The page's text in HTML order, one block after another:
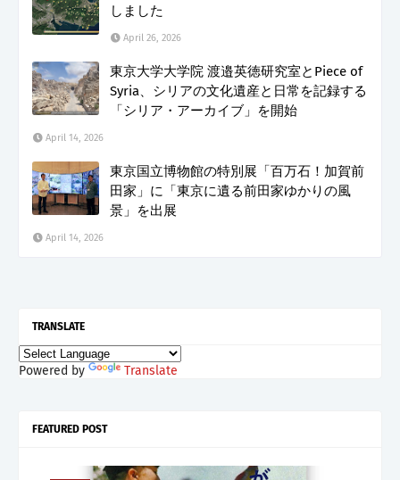
しました
April 26, 2026
東京大学大学院 渡邉英徳研究室とPiece of
Syria、シリアの文化遺産と日常を記録する
「シリア・アーカイブ」を開始
April 14, 2026
東京国立博物館の特別展「百万石！加賀前
田家」に「東京に遺る前田家ゆかりの風
景」を出展
April 14, 2026
TRANSLATE
Powered by Translate
FEATURED POST